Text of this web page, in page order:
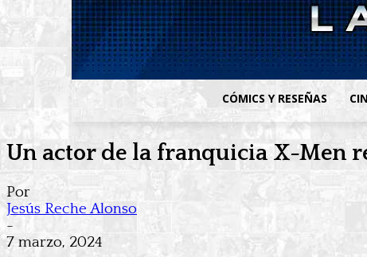
CÓMICS Y RESEÑAS
Un actor de la franquicia X-Men
Por
Jesús Reche Alonso
-
7 marzo, 2024